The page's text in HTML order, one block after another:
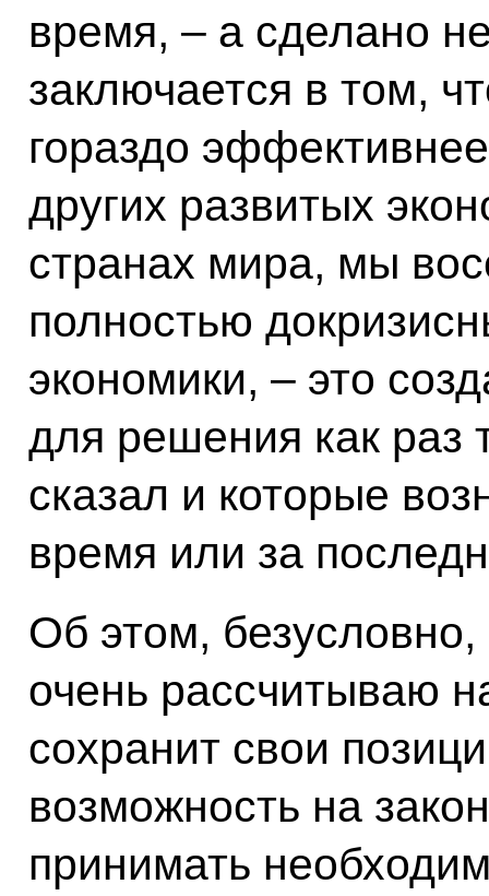
время, – а сделано
заключается в том,
гораздо
других развитых
странах мира, мы
полностью
экономики, – это
для решения как раз
сказал и которые
время или за
Об этом,
очень рассчитываю
сохранит свои
возможность на
принимать